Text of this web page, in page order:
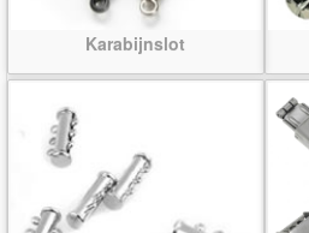
Karabijnslot